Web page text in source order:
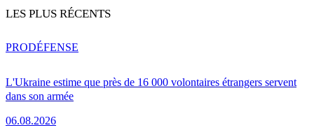
LES PLUS RÉCENTS
L'Ukraine estime que près de 16 000 volontaires étrangers servent
dans son armée
06.08.2026
PRODÉFENSE